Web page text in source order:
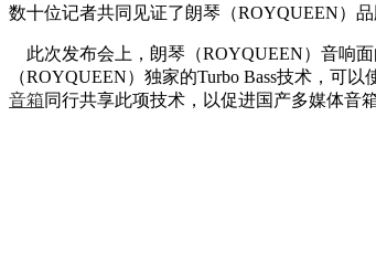
数十位记者共同见证了朗琴（ROYQUEEN）
此次发布会上，朗琴（ROYQUEEN）音响面
（ROYQUEEN）独家的Turbo Bass技术，可
音箱同行共享此项技术，以促进国产多媒体音